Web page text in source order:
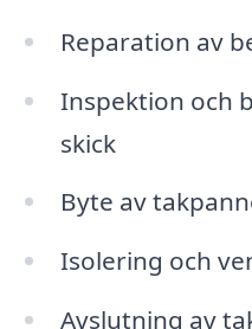
Reparation av
Inspektion och
skick
Byte av
Isolering och
Avslutning av